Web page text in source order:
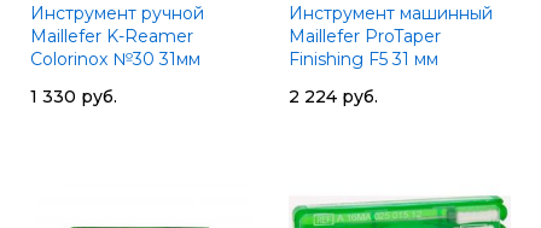
Инструмент ручной
Maillefer K-Reamer
Colorinox №30 31мм
1 330 руб.
Инструмент машинный
Maillefer ProTaper
Finishing F5 31 мм
2 224 руб.